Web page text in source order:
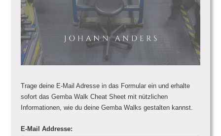
Trage deine E-Mail Adresse in das Formular ein und erhalte
sofort das Gemba Walk Cheat Sheet mit nützlichen
Informationen, wie du deine Gemba Walks gestalten kannst.
E-Mail Addresse: